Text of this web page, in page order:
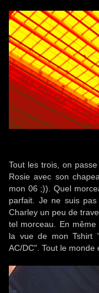
Tout les trois, on
Rosie avec son
mon 06 ;)). Quel
parfait. Je ne suis
Charley un peu de
tel morceau. En
la vue de mon Tshirt
AC/DC". Tout le monde